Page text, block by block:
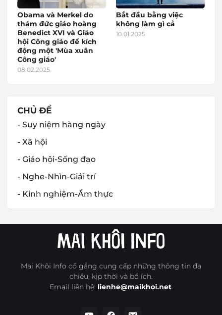
Obama và Merkel do
thám đức giáo hoàng
Benedict XVI và Giáo
hội Công giáo để kích
động một 'Mùa xuân
Công giáo'
08.02.2025
Bắt đầu bằng việc
không làm gì cả
10.01.2025
CHỦ ĐỀ
- Suy niệm hàng ngày
- Xã hội
- Giáo hội-Sống đạo
- Nghe-Nhìn-Giải trí
- Kinh nghiệm-Ẩm thực
Mai Khôi Info cố gắng cung cấp những thông tin đa
chiều, kịp thời và bổ ích.
Email liên hệ: lienhe@maikhoi.net.